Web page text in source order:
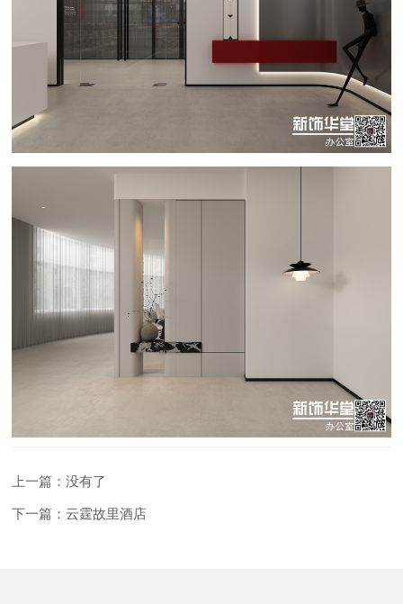
上一篇：没有了
下一篇：云霆故里酒店